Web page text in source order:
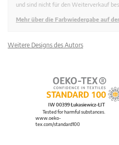
und sind nicht für den Weiterverkauf
Mehr über die Farbwiedergabe auf
Weitere Designs des Autors
IW 00399 Łukasiewicz-ŁIT
Tested for harmful substances.
www.oeko-
tex.com/standard100